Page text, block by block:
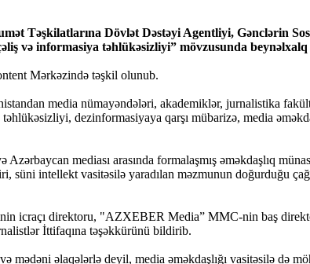
Təşkilatlarına Dövlət Dəstəyi Agentliyi, Gənclərin
və informasiya təhlükəsizliyi” mövzusunda
Mərkəzində təşkil olunub.
media nümayəndələri, akademiklər, jurnalistika
dezinformasiyaya qarşı mübarizə, media
mediası arasında formalaşmış əməkdaşlıq
süni intellekt vasitəsilə yaradılan məzmunun doğurduğu
icraçı direktoru, "AZXEBER Media” MMC-nin baş
İttifaqına təşəkkürünü bildirib.
əlaqələrlə deyil, media əməkdaşlığı vasitəsilə də